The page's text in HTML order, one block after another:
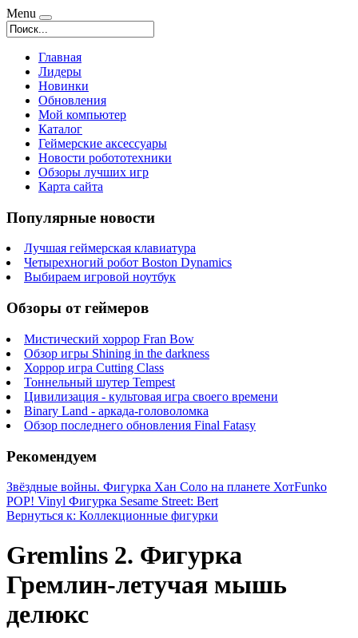
Menu
Главная
Лидеры
Новинки
Обновления
Мой компьютер
Каталог
Геймерские аксессуары
Новости робототехники
Обзоры лучших игр
Карта сайта
Популярные новости
Лучшая геймерская клавиатура
Четырехногий робот Boston Dynamics
Выбираем игровой ноутбук
Обзоры от геймеров
Мистический хоррор Fran Bow
Обзор игры Shining in the darkness
Хоррор игра Cutting Class
Тоннельный шутер Tempest
Цивилизация - культовая игра своего времени
Binary Land - аркада-головоломка
Обзор последнего обновления Final Fatasy
Рекомендуем
Звёздные войны. Фигурка Хан Соло на планете ХотFunko
POP! Vinyl Фигурка Sesame Street: Bert
Вернуться к: Коллекционные фигурки
Gremlins 2. Фигурка
Гремлин-летучая мышь
делюкс